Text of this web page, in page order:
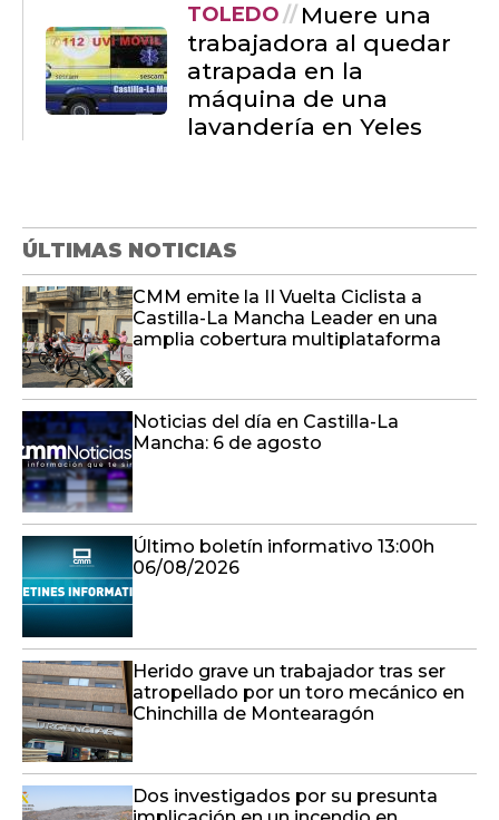
TOLEDO
Muere una
trabajadora al quedar
atrapada en la
máquina de una
lavandería en Yeles
ÚLTIMAS NOTICIAS
CMM emite la II Vuelta Ciclista a
Castilla-La Mancha Leader en una
amplia cobertura multiplataforma
Noticias del día en Castilla-La
Mancha: 6 de agosto
Último boletín informativo 13:00h
06/08/2026
Herido grave un trabajador tras ser
atropellado por un toro mecánico en
Chinchilla de Montearagón
Dos investigados por su presunta